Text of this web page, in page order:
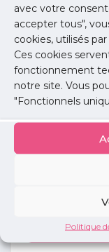
avec votre
accepter tous",
cookies, utilisés
Ces cookies
fonctionnement
notre site. Vous
"Fonctionnels
Politique
Publié le :7
Partager cet
Voir